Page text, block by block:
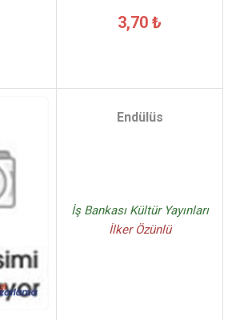
3,70 ₺
Endülüs
İş Bankası Kültür Yayınları
İlker Özünlü